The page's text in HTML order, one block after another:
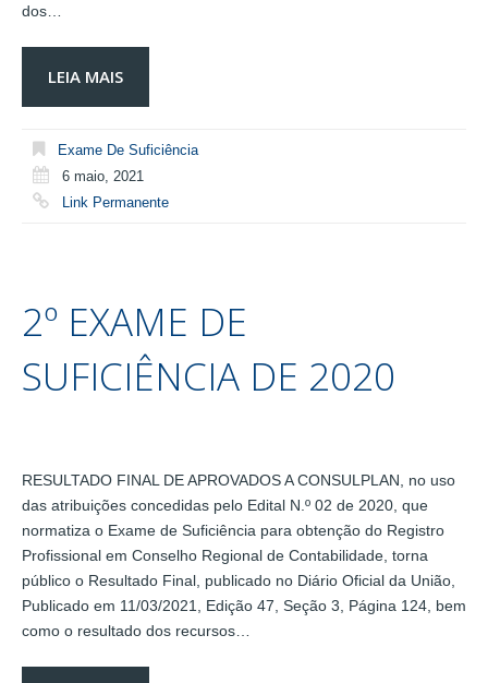
dos…
LEIA MAIS
Exame De Suficiência
6 maio, 2021
Link Permanente
2º EXAME DE
SUFICIÊNCIA DE 2020
RESULTADO FINAL DE APROVADOS A CONSULPLAN, no uso
das atribuições concedidas pelo Edital N.º 02 de 2020, que
normatiza o Exame de Suficiência para obtenção do Registro
Profissional em Conselho Regional de Contabilidade, torna
público o Resultado Final, publicado no Diário Oficial da União,
Publicado em 11/03/2021, Edição 47, Seção 3, Página 124, bem
como o resultado dos recursos…